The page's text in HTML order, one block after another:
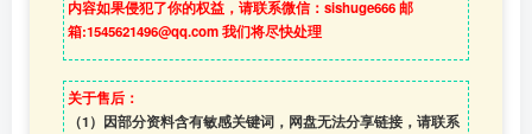
内容如果侵犯了你的权益，请联系微信：sishuge666 邮
箱:1545621496@qq.com 我们将尽快处理
关于售后：
（1）因部分资料含有敏感关键词，网盘无法分享链接，请联系